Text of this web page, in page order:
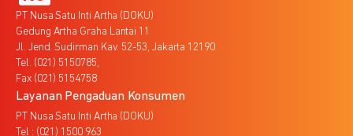
PT Nusa Satu Inti Artha (DOKU)
Gedung Artha Graha Lantai 11
Jl. Jend. Sudirman Kav. 52-53, Jakarta 12190
Tel. (021) 5150785,
Fax (021) 5154758
Layanan Pengaduan Konsumen
PT Nusa Satu Inti Artha (DOKU)
Tel : (021) 1500 963